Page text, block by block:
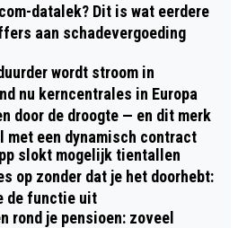
datalek? Dit is wat eerdere
aan schadevergoeding
wordt stroom in
nu kerncentrales in Europa
door de droogte — en dit merk
met een dynamisch contract
slokt mogelijk tientallen
op zonder dat je het doorhebt:
de functie uit
rond je pensioen: zoveel